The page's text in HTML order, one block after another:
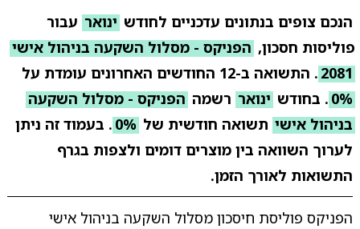
הנכם צופים בנתונים עדכניים לחודש ינואר עבור
פוליסות חסכון, הפניקס - מסלול השקעה בניהול אישי
2081 . התשואה ב-12 החודשים האחרונים עומדת על
0% . בחודש ינואר רשמה הפניקס - מסלול השקעה
בניהול אישי תשואה חודשית של 0% . בעמוד זה ניתן
לערוך השוואה בין מוצרים דומים ולצפות בגרף
התשואות לאורך הזמן.
הפניקס פוליסת חיסכון מסלול השקעה בניהול אישי